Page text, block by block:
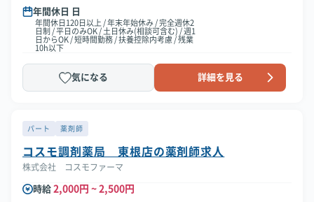
年間休日 日
年間休日120日以上 / 年末年始休み / 完全週休2
日制 / 平日のみOK / 土日休み(相談可含む) / 週1
日からOK / 短時間勤務 / 扶養控除内考慮 / 残業
10h以下
気になる 詳細を見る
パート 薬剤師
コスモ調剤薬局 東根店の薬剤師求人
株式会社 コスモファーマ
時給 2,000円 ~ 2,500円